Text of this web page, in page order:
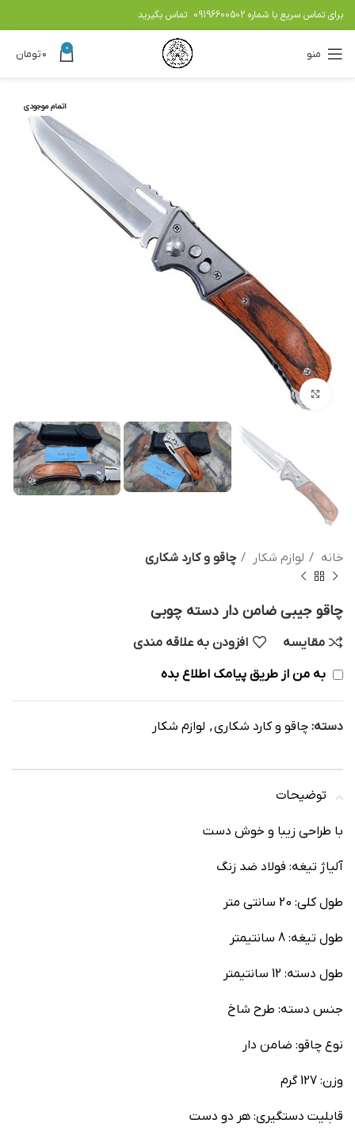
برای تماس سریع با شماره 09196600502 تماس بگیرید
منو 0 ۰تومان
اتمام موجودی
بزرگنمایی تصویر
خانه لوازم شکار چاقو و کارد شکاری
چاقو جیبی ضامن دار دسته چوبی
مقایسه افزودن به علاقه مندی
به من از طریق پیامک اطلاع بده
دسته: چاقو و کارد شکاری, لوازم شکار
توضیحات
با طراحی زیبا و خوش دست
آلیاژ تیغه: فولاد ضد زنگ
طول کلی: 20 سانتی متر
طول تیغه: 8 سانتیمتر
طول دسته: 12 سانتیمتر
جنس دسته: طرح شاخ
نوع چاقو: ضامن دار
وزن: 127 گرم
قابلیت دستگیری: هر دو دست